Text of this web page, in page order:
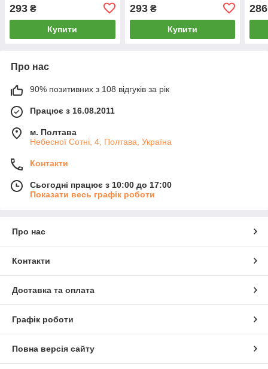
293 ₴
Купити
293₴
Купити
286
Про нас
90% позитивних з 108 відгуків за рік
Працює з 16.08.2011
м. Полтава
Небесної Сотні, 4, Полтава, Україна
Контакти
Сьогодні працює з 10:00 до 17:00
Показати весь графік роботи
Про нас
Контакти
Доставка та оплата
Графік роботи
Повна версія сайту